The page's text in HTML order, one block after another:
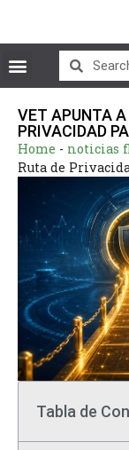
VET APUNTA
PRIVACIDAD
Home - noticias
Ruta de
Tabla de